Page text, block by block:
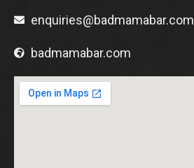
enquiries@badmamabar.com
badmamabar.com